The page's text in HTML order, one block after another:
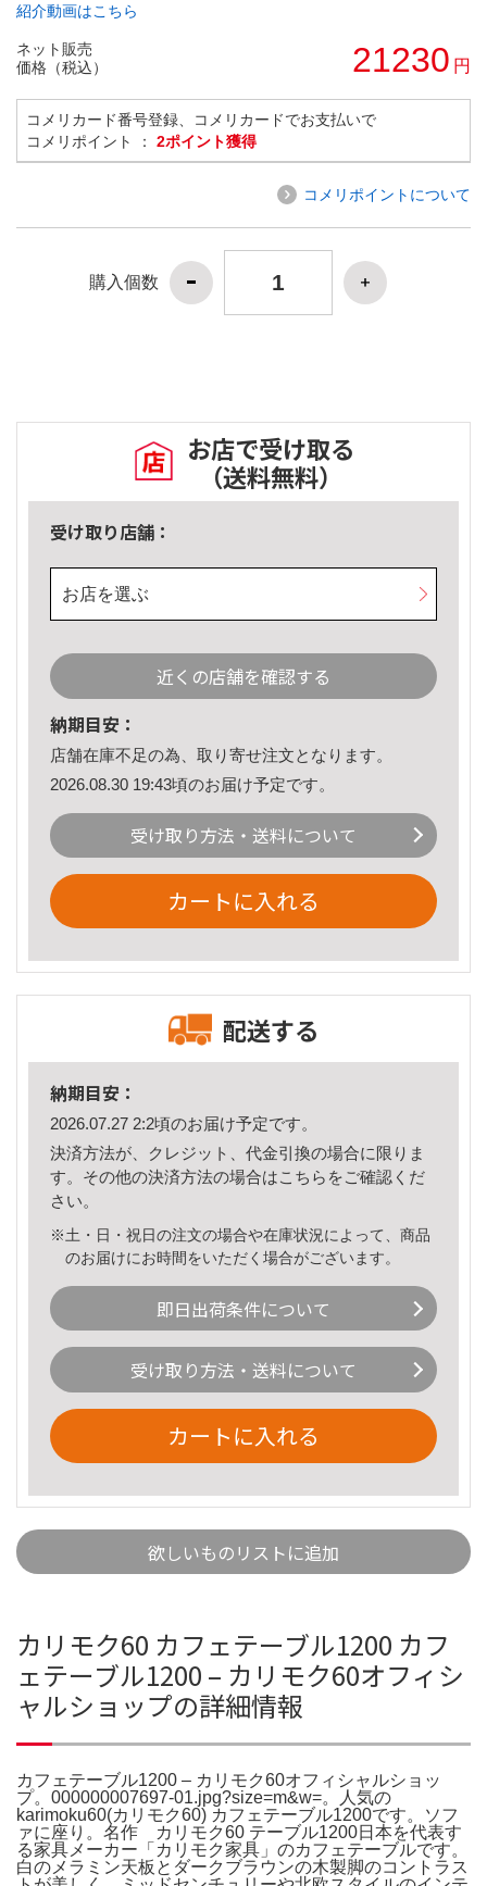
紹介動画はこちら
ネット販売
価格（税込）
21230 円
コメリカード番号登録、コメリカードでお支払いで
コメリポイント ： 2ポイント獲得
コメリポイントについて
購入個数
お店で受け取る
（送料無料）
受け取り店舗：
お店を選ぶ
近くの店舗を確認する
納期目安：
店舗在庫不足の為、取り寄せ注文となります。
2026.08.30 19:43頃のお届け予定です。
受け取り方法・送料について
カートに入れる
配送する
納期目安：
2026.07.27 2:2頃のお届け予定です。
決済方法が、クレジット、代金引換の場合に限りま
す。その他の決済方法の場合はこちら をご確認くだ
さい。
※土・日・祝日の注文の場合や在庫状況によって、商品
のお届けにお時間をいただく場合がございます。
即日出荷条件について
受け取り方法・送料について
カートに入れる
欲しいものリストに追加
カリモク60 カフェテーブル1200 カフ
ェテーブル1200 – カリモク60オフィシ
ャルショップの詳細情報
カフェテーブル1200 – カリモク60オフィシャルショッ
プ。000000007697-01.jpg?size=m&w=。人気の
karimoku60(カリモク60) カフェテーブル1200です。ソフ
ァに座り。名作 カリモク60 テーブル1200日本を代表す
る家具メーカー「カリモク家具」のカフェテーブルです。
白のメラミン天板とダークブラウンの木製脚のコントラス